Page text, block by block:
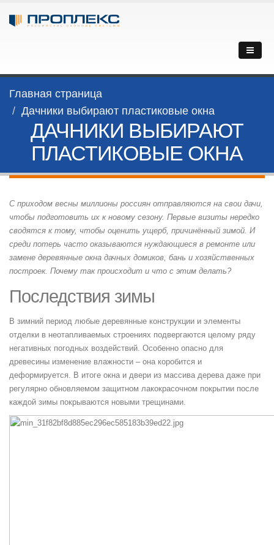
Главная страница
Дачники выбирают пластиковые окна
ДАЧНИКИ ВЫБИРАЮТ
ПЛАСТИКОВЫЕ ОКНА
С приходом весны миллионы россиян отправляются на свои дачи,
чтобы подготовить их к новому сезону. Первые визиты нередко
сводятся к тому, чтобы оценить ущерб, причинённый зимой. И
среди потерь часто оказываются нуждающиеся в ремонте или
замене деревянные окна дачных домиков, бань и хозяйственных
построек. Почему так происходит и что с этим делать?
Последствия зимы
В зимний период любые деревянные конструкции и элементы
отделки в неотапливаемых строениях подвергаются целому ряду
негативных погодных воздействий. Особенно опасно для
древесины изменение влажности – она коробится и
деформируется. В итоге окна и двери из массива дерева даже при
регулярно обновляемом защитном лакокрасочном покрытии после
каждой зимы покрываются новыми трещинами.